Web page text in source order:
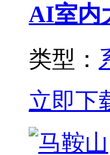
AI室内
类型：
立即下